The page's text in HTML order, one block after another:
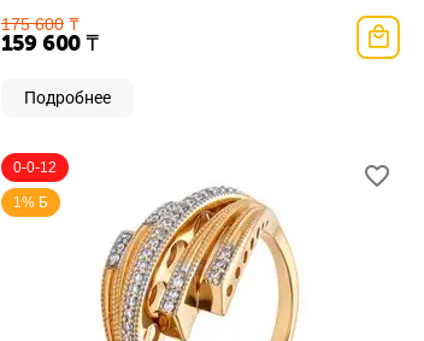
175 600 ₸
159 600₸
Подробнее
0-0-12
1% Б